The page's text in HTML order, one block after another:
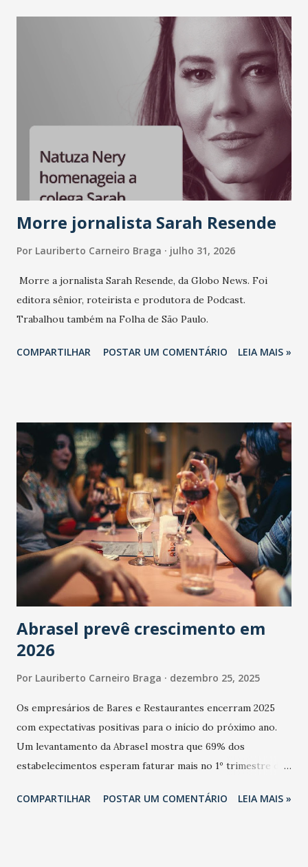
Morre jornalista Sarah Resende
Por Lauriberto Carneiro Braga julho 31, 2026
Morre a jornalista Sarah Resende, da Globo News. Foi
editora sênior, roteirista e produtora de Podcast.
Trabalhou também na Folha de São Paulo.
COMPARTILHAR POSTAR UM COMENTÁRIO LEIA MAIS »
Abrasel prevê crescimento em
2026
Por Lauriberto Carneiro Braga dezembro 25, 2025
Os empresários de Bares e Restaurantes encerram 2025
com expectativas positivas para o início do próximo ano.
Um levantamento da Abrasel mostra que 69% dos
estabelecimentos esperam faturar mais no 1º trimestre de
relação ao último trimestre deste ano, 56% também
COMPARTILHAR POSTAR UM COMENTÁRIO LEIA MAIS »